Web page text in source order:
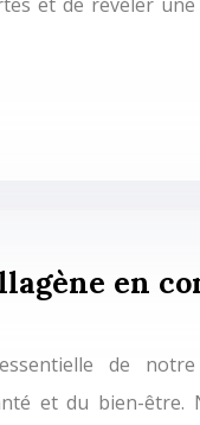
en
de
et du bien-être.